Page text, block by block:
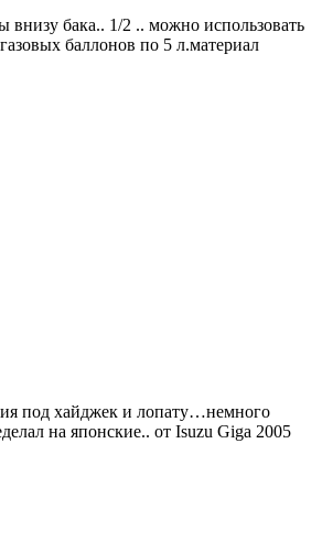
бака.. 1/2 .. можно использовать
баллонов по 5 л.материал
под хайджек и лопату…немного
на японские.. от Isuzu Giga 2005